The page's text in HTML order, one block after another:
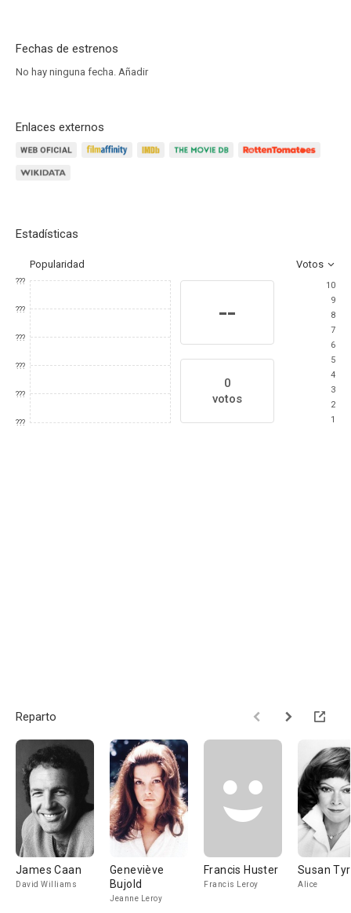
Fechas de estrenos
No hay ninguna fecha. Añadir
Enlaces externos
Estadísticas
Popularidad Votos
???
???
???
???
???
???
--
0
votos
10
9
8
7
6
5
4
3
2
1
Reparto
James Caan
David Williams
Geneviève
Bujold
Jeanne Leroy
Francis Huster
Francis Leroy
Susan
Alice